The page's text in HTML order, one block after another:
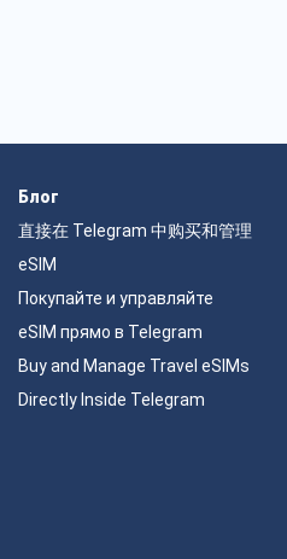
Блог
直接在 Telegram 中购买和管理
eSIM
Покупайте и управляйте
eSIM прямо в Telegram
Buy and Manage Travel eSIMs
Directly Inside Telegram